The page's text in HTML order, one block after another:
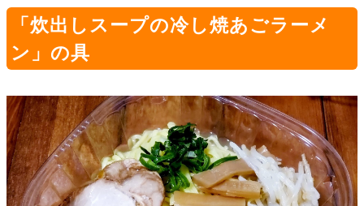
「炊出しスープの冷し焼あごラーメ
ン」の具